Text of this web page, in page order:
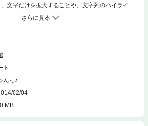
文字だけを拡大することや、文字列のハイライ
、引用などの機能が使用できません。株式会社フレ
念・キンダーブック創刊80周年記念出版『おにい
行）を基に、5分冊化し再構成した中の１冊（2002
）。「自然と子ども」をテーマに、村上康成が5
い・す・き』に掲載された詩が添えられた表紙画
て、おもしろいんだから！」という、著者の想い
れている。
ト
んっ♪
02/04
MB